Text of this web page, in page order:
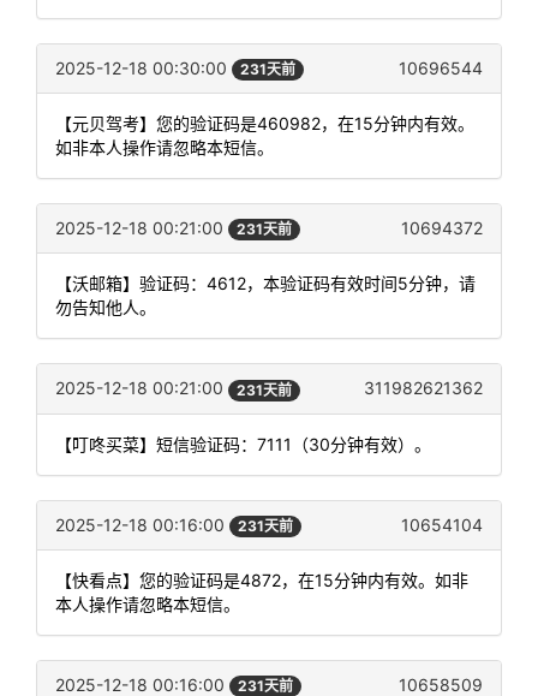
2025-12-18 00:30:00 231天前 10696544
【元贝驾考】您的验证码是460982，在15分钟内有效。
如非本人操作请忽略本短信。
2025-12-18 00:21:00 231天前 10694372
【沃邮箱】验证码：4612，本验证码有效时间5分钟，请
勿告知他人。
2025-12-18 00:21:00 231天前 311982621362
【叮咚买菜】短信验证码：7111（30分钟有效）。
2025-12-18 00:16:00 231天前 10654104
【快看点】您的验证码是4872，在15分钟内有效。如非
本人操作请忽略本短信。
2025-12-18 00:16:00 231天前 10658509